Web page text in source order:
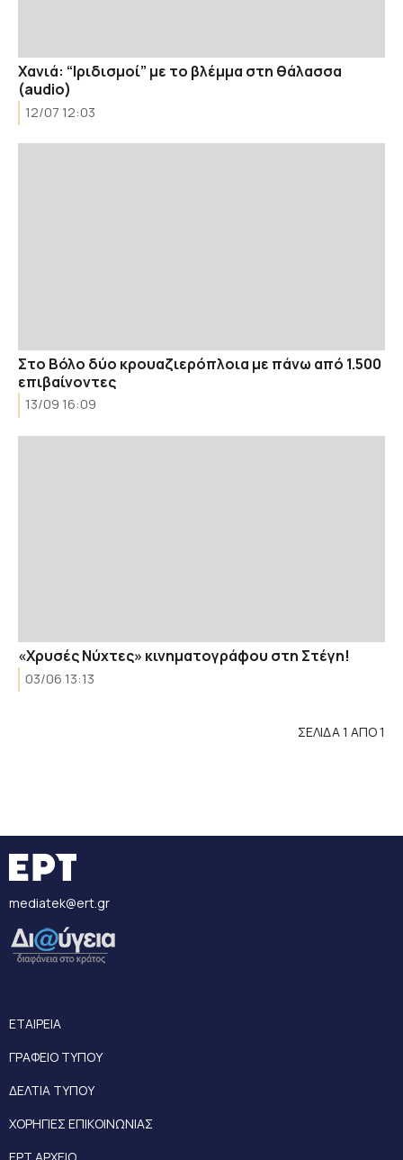
Xανιά: “Ιριδισμοί” με το βλέμμα στη θάλασσα
(audio)
12/07 12:03
Στο Βόλο δύο κρουαζιερόπλοια με πάνω από 1.500
επιβαίνοντες
13/09 16:09
«Χρυσές Νύχτες» κινηματογράφου στη Στέγη!
03/06 13:13
ΣΕΛΙΔΑ 1 ΑΠΟ 1
mediatek@ert.gr
ΕΤΑΙΡΕΙΑ
ΓΡΑΦΕΙΟ ΤΥΠΟΥ
ΔΕΛΤΙΑ ΤΥΠΟΥ
ΧΟΡΗΓΙΕΣ ΕΠΙΚΟΙΝΩΝΙΑΣ